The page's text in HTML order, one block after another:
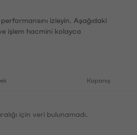
izleyin. Aşağıdaki
işlem hacmini kolayca
Kapanış
için veri bulunamadı.